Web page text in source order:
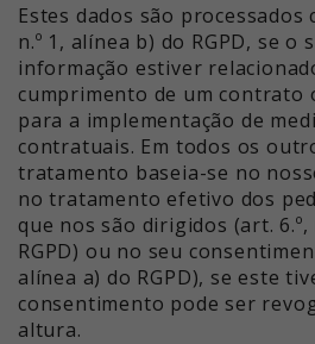
Estes dados são processados
n.º 1, alínea b) do RGPD, se o
informação estiver
cumprimento de um contrato
para a implementação de
contratuais. Em todos os
tratamento baseia-se no
no tratamento efetivo dos
que nos são dirigidos (art. 6.º,
RGPD) ou no seu
alínea a) do RGPD), se este
consentimento pode ser
altura.